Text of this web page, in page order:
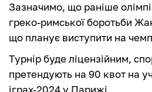
Зазначимо, що раніше
греко-римської боротьби
що планує виступити на
Турнір буде ліцензійним,
претендують на 90 квот на